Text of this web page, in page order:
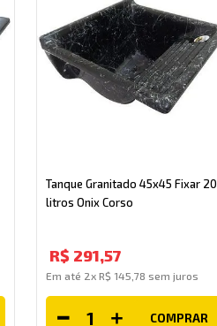
Tanque Granitado 45x45 Fixar 20
litros Onix Corso
R$ 291,57
Em até 2xR$ 145 ,78 sem juros
COMPRAR